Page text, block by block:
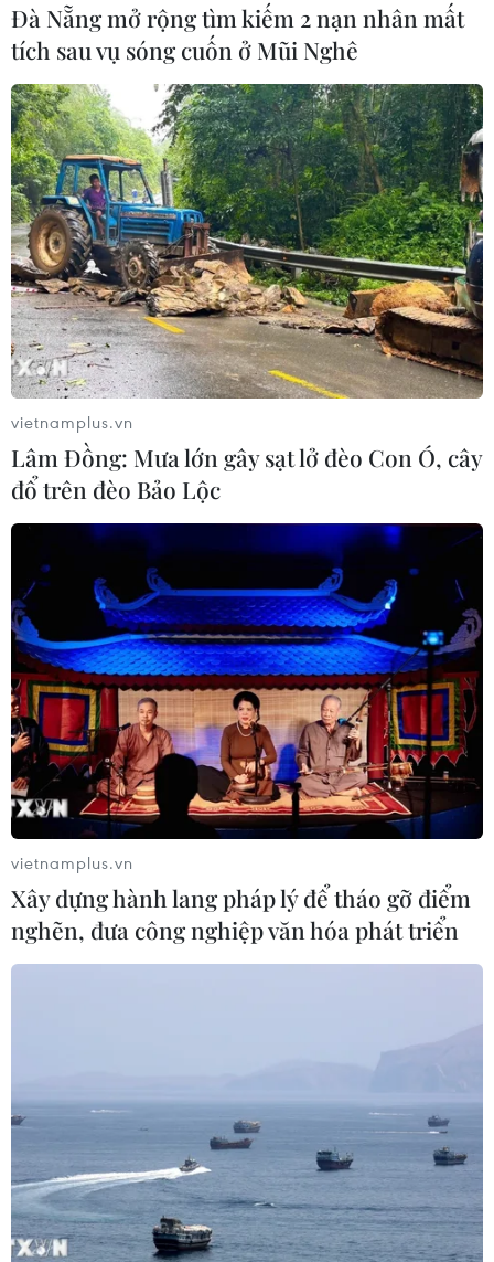
TIN CÙNG CHUYÊN MỤC
Mở rộng không gian cống hiến cho
cộng đồng người Việt Nam ở nước
ngoài
08/08/2026 11:00
ASC 2026: Tiếp lửa đam mê khoa học
cho thế hệ trẻ Việt Nam
Nghị quyết của Bộ Chính trị về công
tác người Việt Nam ở nước ngoài
04/08/2026 12:08
Việt Nam tham dự Trại hè Khoa học
châu Á 2026 tại Hong Kong
03/08/2026 10:14
Ngày Văn hóa Việt Nam góp phần lan
tỏa bản sắc dân tộc tại Đức ​
03/08/2026 03:55
Động đất tại Nhật Bản: Cộng đồng
Kiều bào - cầu nối lan tỏa hình ảnh
Việt Nam trong kỷ nguyên phát triển
mới
31/07/2026 06:43
Đà Nẵng mở rộng tìm kiếm 2 nạn nhân mất
tích sau vụ sóng cuốn ở Mũi Nghê
vietnamplus.vn
Lâm Đồng: Mưa lớn gây sạt lở đèo Con Ó, cây
đổ trên đèo Bảo Lộc
vietnamplus.vn
Xây dựng hành lang pháp lý để tháo gỡ điểm
nghẽn, đưa công nghiệp văn hóa phát triển